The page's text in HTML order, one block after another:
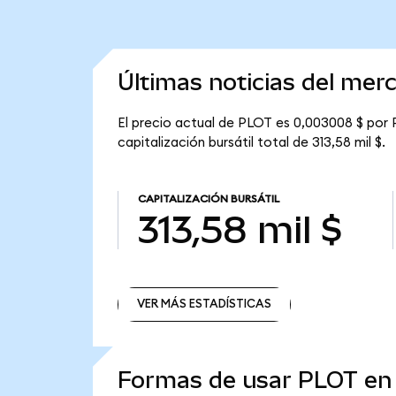
Últimas noticias del
El precio actual de PLOT es 0,003008 $ por
capitalización bursátil total de 313,58 mil $.
CAPITALIZACIÓN BURSÁTIL
313,58 mil $
VER MÁS ESTADÍSTICAS
Formas de usar PLOT